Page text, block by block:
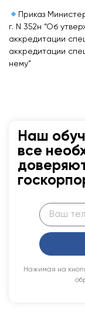
Приказ
г. N 352н “Об
аккредитации
аккредитации
нему”
Наш
все
Нажимая на